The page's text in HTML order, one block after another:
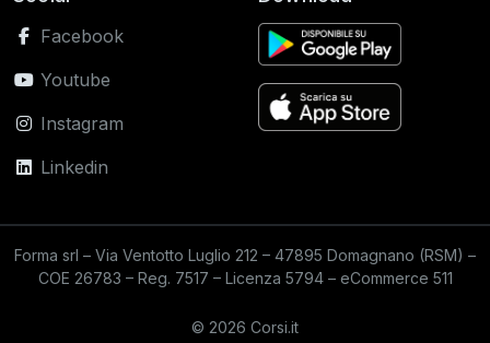
Facebook
Youtube
Instagram
Linkedin
Forma srl – Via Ventotto Luglio 212 – 47895 Domagnano (RSM) –
COE 26783 – Reg. 7517 – Licenza 5794 – eCommerce 511
© 2026 Corsi.it